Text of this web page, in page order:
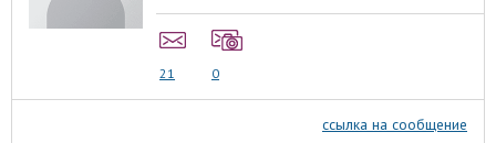
21 0
ссылка на сообщение